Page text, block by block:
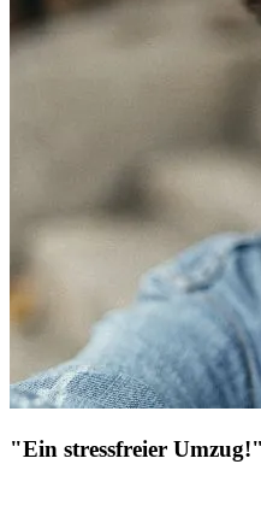
"Ein stressfreier Umzug!"